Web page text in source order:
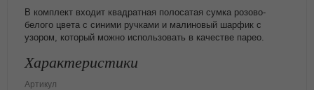
В комплект входит квадратная полосатая сумка розово-
белого цвета с синими ручками и малиновый шарфик с
узором, который можно использовать в качестве парео.
Характеристики
Артикул